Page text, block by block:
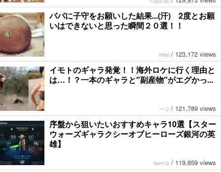
パパに子守をお願いした結果...(汗) 2度とお願
いはできないと思った瞬間２０選！！
mirai / 123,172 views
イモトのギャラ発覚！！海外ロケに行く理由と
は…！？一本のギャラと″副産物″がエグかっ...
ペコ / 121,789 views
序盤から狙いたいおすすめキャラ10選【スター
ウォーズギャラクシーオブヒーローズ銀河の英
雄】
faint12 / 119,859 views